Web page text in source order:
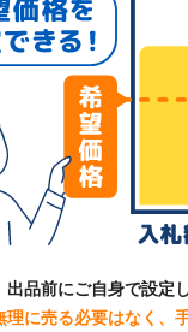
出品前にご自身で設定
理に売る必要はなく、